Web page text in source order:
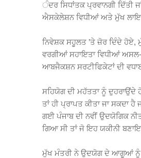
ੰਦਰ ਸਿਧਾਂਤਕ ਪ੍ਰਵਾਨਗੀ ਦਿੱਤੀ
ਐਸਕੇਲੇਸ਼ਨ ਵਿਧੀਆਂ ਅਤੇ ਮੁੱਖ
ਨਿਵੇਸ਼ਕ ਸਹੂਲਤ ’ਤੇ ਜ਼ੋਰ ਦਿੰਦੇ
ਵਰਗੀਆਂ ਸਹਾਇਤਾ ਵਿਧੀਆਂ ਅਸਲ-
ਆਬਜੈਕਸ਼ਨ ਸਰਟੀਫਿਕੇਟਾਂ ਦੀ
ਸਹਿਯੋਗ ਦੀ ਮਹੱਤਤਾ ਨੂੰ ਦੁਹਰਾਉਂਦੇ
ਤਾਂ ਹੀ ਪ੍ਰਾਪਤ ਕੀਤਾ ਜਾ ਸਕਦਾ
ਗਈ ਪੰਜਾਬ ਦੀ ਨਵੀਂ ਉਦਯੋਗਿਕ
ਗਿਆ ਸੀ ਤਾਂ ਜੋ ਇਹ ਯਕੀਨੀ
ਮੁੱਖ ਮੰਤਰੀ ਨੇ ਉਦਯੋਗ ਦੇ ਆਗੂਆਂ ਨੂੰ